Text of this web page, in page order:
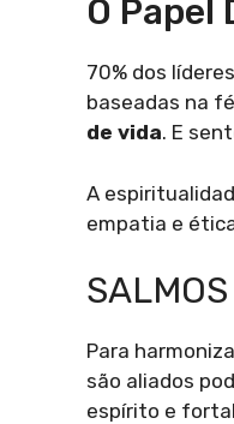
O Papel
70% dos
baseadas na
de vida. E
A
empatia e
Para
são aliados
espírito e